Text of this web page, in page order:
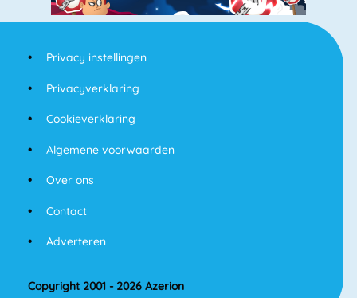
Privacy instellingen
Privacyverklaring
Cookieverklaring
Algemene voorwaarden
Over ons
Contact
Adverteren
Copyright 2001 - 2026 Azerion